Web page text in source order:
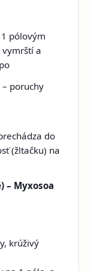
pólovým
a
poruchy
do
(žltačku) na
– Myxosoa
krúživý